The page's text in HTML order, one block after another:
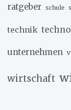
ratgeber schule
technik
unternehmen
wirtschaft